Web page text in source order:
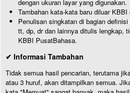
dengan ukuran layar yang digunakan.
Tambahan kata-kata baru diluar
Penulisan singkatan di bagian
tt, dp, dr dan lainnya ditulis lengkap,
KBBI PusatBahasa.
✔ Informasi Tambahan
Tidak semua hasil pencarian, terutama
atau 3 huruf, akan ditampilkan semua.